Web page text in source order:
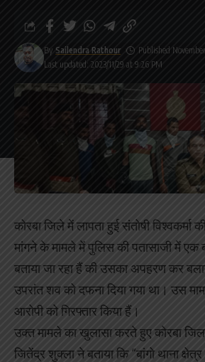
Last updated: 2023/11/29 at 9:26 PM
By Sailendra Rathour Published
कोरबा जिले में लापता हुई संतोषी विश्वकर्मा
मांगने के मामले में पुलिस की पतासाजी में
बताया जा रहा हैं की उसका अपहरण कर
उपरांत शव को दफना दिया गया था। उस
आरोपी को गिरफ्तार किया हैं।
उक्त मामले का खुलासा करते हुए कोरबा
जितेंद्र शुक्ला ने बताया कि “बांगो थाना